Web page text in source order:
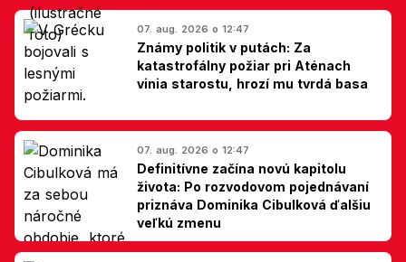
07. aug. 2026 o 12:47
Známy politik v putách: Za
katastrofálny požiar pri Aténach
vinia starostu, hrozí mu tvrdá basa
07. aug. 2026 o 12:47
Definitívne začína novú kapitolu
života: Po rozvodovom pojednávaní
priznáva Dominika Cibulková ďalšiu
veľkú zmenu